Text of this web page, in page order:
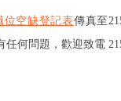
位空缺登記表傳真至
任何問題，歡迎致電